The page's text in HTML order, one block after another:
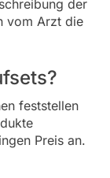
der
vom Arzt die
feststellen
Preis an.